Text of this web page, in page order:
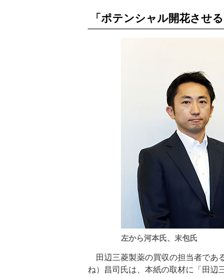
「ポテンシャル開花させる
左から河本氏、末包氏
田辺三菱製薬の買収の担当者であ
ね）昌司氏は、本紙の取材に「田辺